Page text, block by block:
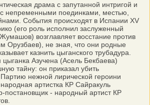
драма с запутанной интригой и
с непременными поединками, местью,
События происходят в Испании XV
(его роль исполнил заслуженный
возглавляет восстание против
Орузбаев), не зная, что они родные
казнить цыганского трубадура.
Азучена (Асель Бекбаева)
тайну: он приказал убить
нежной лирической героини
артистка КР Сайракуль
постановщик - народный артист КР